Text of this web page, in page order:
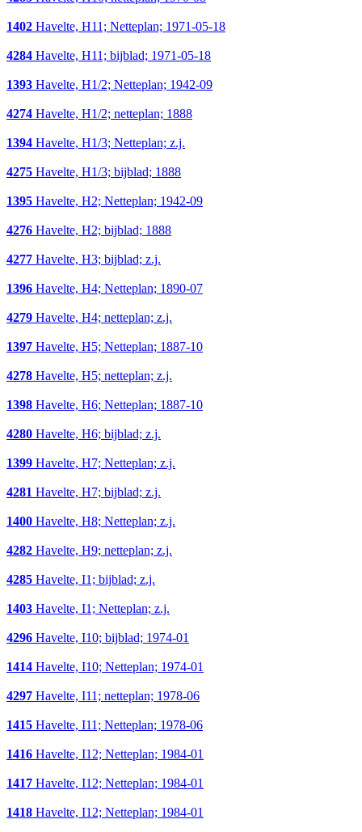
1402 Havelte, H11; Netteplan; 1971-05-18
4284 Havelte, H11; bijblad; 1971-05-18
1393 Havelte, H1/2; Netteplan; 1942-09
4274 Havelte, H1/2; netteplan; 1888
1394 Havelte, H1/3; Netteplan; z.j.
4275 Havelte, H1/3; bijblad; 1888
1395 Havelte, H2; Netteplan; 1942-09
4276 Havelte, H2; bijblad; 1888
4277 Havelte, H3; bijblad; z.j.
1396 Havelte, H4; Netteplan; 1890-07
4279 Havelte, H4; netteplan; z.j.
1397 Havelte, H5; Netteplan; 1887-10
4278 Havelte, H5; netteplan; z.j.
1398 Havelte, H6; Netteplan; 1887-10
4280 Havelte, H6; bijblad; z.j.
1399 Havelte, H7; Netteplan; z.j.
4281 Havelte, H7; bijblad; z.j.
1400 Havelte, H8; Netteplan; z.j.
4282 Havelte, H9; netteplan; z.j.
4285 Havelte, I1; bijblad; z.j.
1403 Havelte, I1; Netteplan; z.j.
4296 Havelte, I10; bijblad; 1974-01
1414 Havelte, I10; Netteplan; 1974-01
4297 Havelte, I11; netteplan; 1978-06
1415 Havelte, I11; Netteplan; 1978-06
1416 Havelte, I12; Netteplan; 1984-01
1417 Havelte, I12; Netteplan; 1984-01
1418 Havelte, I12; Netteplan; 1984-01